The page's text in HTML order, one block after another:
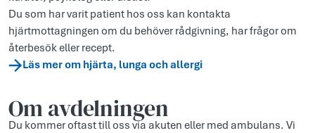
Du som har varit patient hos oss kan kontakta
hjärtmottagningen om du behöver rådgivning, har frågor om
återbesök eller recept.
Läs mer om hjärta, lunga och allergi
Om avdelningen
Du kommer oftast till oss via akuten eller med ambulans. Vi